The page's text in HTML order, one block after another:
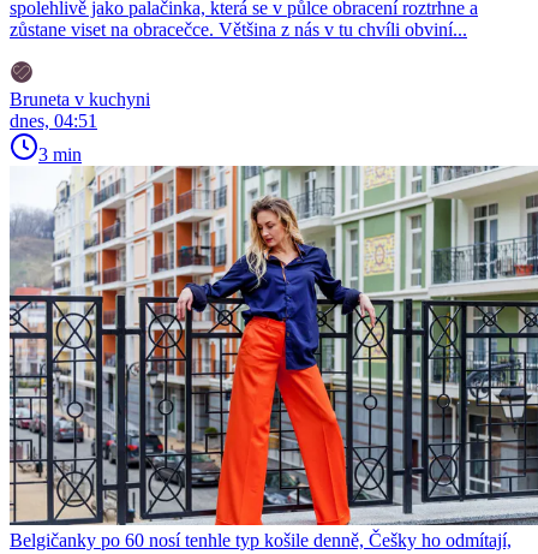
spolehlivě jako palačinka, která se v půlce obracení roztrhne a
zůstane viset na obracečce. Většina z nás v tu chvíli obviní...
Bruneta v kuchyni
dnes, 04:51
3 min
Belgičanky po 60 nosí tenhle typ košile denně, Češky ho odmítají,